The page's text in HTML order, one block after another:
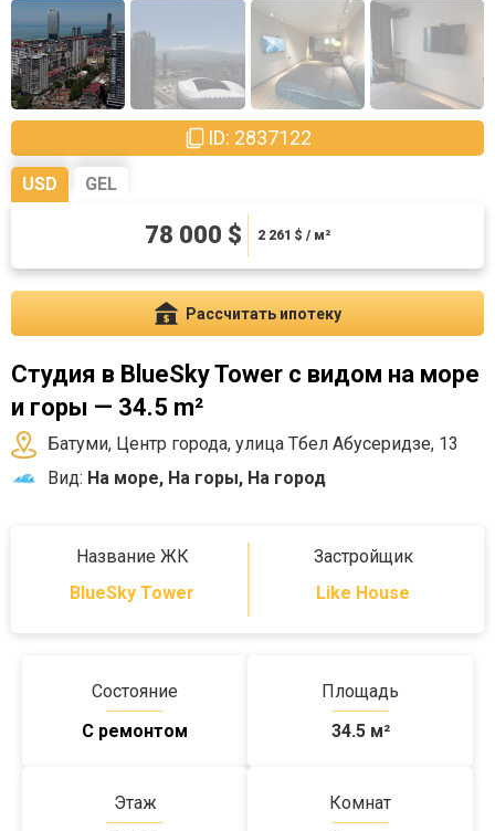
ID: 2837122
USD GEL
78 000 $ 2 261 $ / м²
210600 ₾ 6104.35 ₾ / м²
Рассчитать ипотеку
Студия в BlueSky Tower с видом на море
и горы — 34.5 m²
Батуми, Центр города, улица Тбел Абусеридзе, 13
Вид: На море, На горы, На город
Название ЖК
BlueSky Tower
Застройщик
Like House
Состояние
С ремонтом
Площадь
34.5м²
Этаж
Комнат